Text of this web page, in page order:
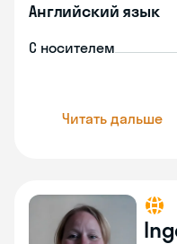
Английский язык
С носителем
Читать дальше